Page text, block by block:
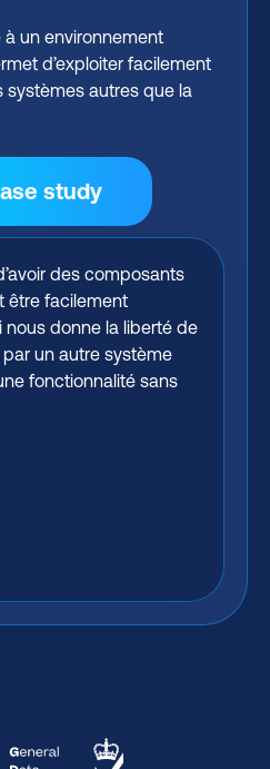
à un environnement
d’exploiter facilement
systèmes autres que la
study
des composants
être facilement
donne la liberté de
un autre système
fonctionnalité sans